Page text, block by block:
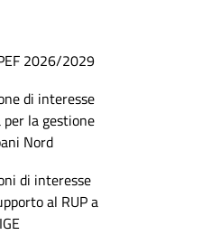
2026/2029
di interesse
la gestione
Nord
di interesse
al RUP a